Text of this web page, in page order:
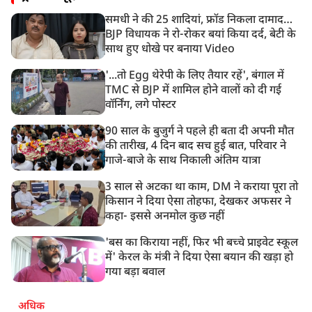
8:21 AM
गाज़ियाबाद में मुठभेड़, 3 ड्रग तस्कर गिरफ्तार, 21 किलो गांजा
बरामद
समधी ने की 25 शादियां, फ्रॉड निकला दामाद…
BJP विधायक ने रो-रोकर बयां किया दर्द, बेटी के
साथ हुए धोखे पर बनाया Video
'...तो Egg थेरेपी के लिए तैयार रहें', बंगाल में
TMC से BJP में शामिल होने वालों को दी गई
वॉर्निंग, लगे पोस्टर
90 साल के बुजुर्ग ने पहले ही बता दी अपनी मौत
की तारीख, 4 दिन बाद सच हुई बात, परिवार ने
गाजे-बाजे के साथ निकाली अंतिम यात्रा
3 साल से अटका था काम, DM ने कराया पूरा तो
किसान ने दिया ऐसा तोहफा, देखकर अफसर ने
कहा- इससे अनमोल कुछ नहीं
'बस का किराया नहीं, फिर भी बच्चे प्राइवेट स्कूल
में' केरल के मंत्री ने दिया ऐसा बयान की खड़ा हो
गया बड़ा बवाल
अधिक